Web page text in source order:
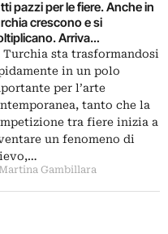
pazzi per le fiere. Anche in
crescono e si
Arriva
Istanbul,
collocata nei
della Biennale
Turchia sta trasformandosi
in un polo
per l’arte
tanto che la
tra fiere inizia a
un fenomeno di
Gambillara